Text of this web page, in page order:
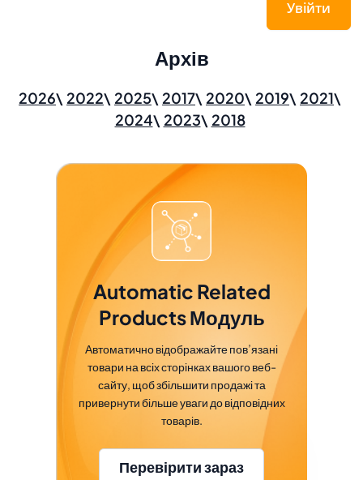
Увійти
Архів
2026 2022 2025 2017 2020 2019
2021
2024
2023 2018
Automatic Related
Products Модуль
Автоматично відображайте пов’язані
товари на всіх сторінках вашого веб-
сайту, щоб збільшити продажі та
привернути більше уваги до відповідних
товарів.
Перевірити зараз